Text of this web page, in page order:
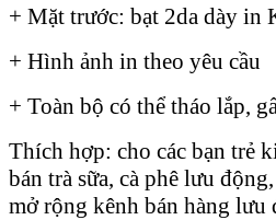
+ Mặt trước: bạt 2da dày in
+ Hình ảnh in theo yêu cầu
+ Toàn bộ có thể tháo lắp,
Thích hợp: cho các bạn trẻ
bán trà sữa, cà phê lưu
mở rộng kênh bán hàng lưu